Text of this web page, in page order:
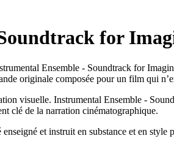
for
Ensemble - Soundtrack for
originale composée pour un film qui
visuelle. Instrumental Ensemble -
clé de la narration cinématographique.
et instruit en substance et en